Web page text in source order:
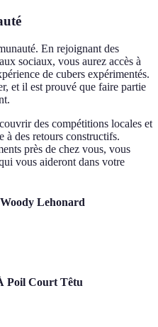
En rejoignant des
sociaux, vous aurez accès à
de cubers expérimentés.
et il est prouvé que faire partie
des compétitions locales et
à des retours constructifs.
près de chez vous, vous
vous aideront dans votre
Lehonard
Poil Court Têtu